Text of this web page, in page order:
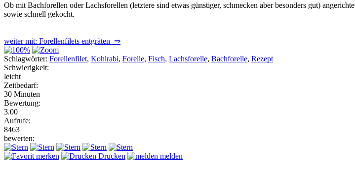
Ob mit Bachforellen oder Lachsforellen (letztere sind etwas günstiger, schmecken aber besonders gut)
sowie schnell gekocht.
weiter mit: Forellenfilets entgräten ⇒
Schlagwörter: Forellenfilet, Kohlrabi, Forelle, Fisch, Lachsforelle, Bachforelle, Rezept
Schwierigkeit:
leicht
Zeitbedarf:
30 Minuten
Bewertung:
3.00
Aufrufe:
8463
bewerten:
merken Drucken melden